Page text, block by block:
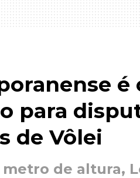
é
para
de Vôlei
metro de altura,